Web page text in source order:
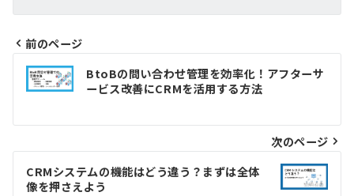
投
稿
ゲ
ー
前のページ
BtoBの問い合わせ管理を効率化！アフターサ
ービス改善にCRMを活用する方法
次のページ
CRMシステムの機能はどう違う？まずは全体
像を押さえよう